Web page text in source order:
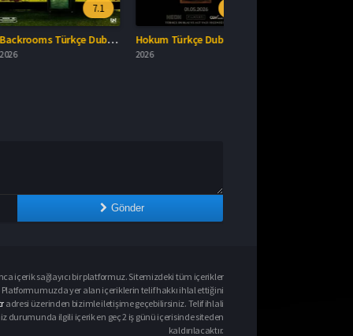
7.1
Backrooms Türkçe Dublaj İzle
7.4
Hokum Türkçe Dublaj İzle
Gönder
içerik sağlayıcı bir platformuz. Sitemizdeki tüm içerikler
yer alan içeriklerin telif hakkı ihlal ettiğini
adresi üzerinden bizimle iletişime geçebilirsiniz. Telif ihlali
durumunda ilgili içerik en geç 2 iş günü içerisinde siteden
kaldırılacaktır.